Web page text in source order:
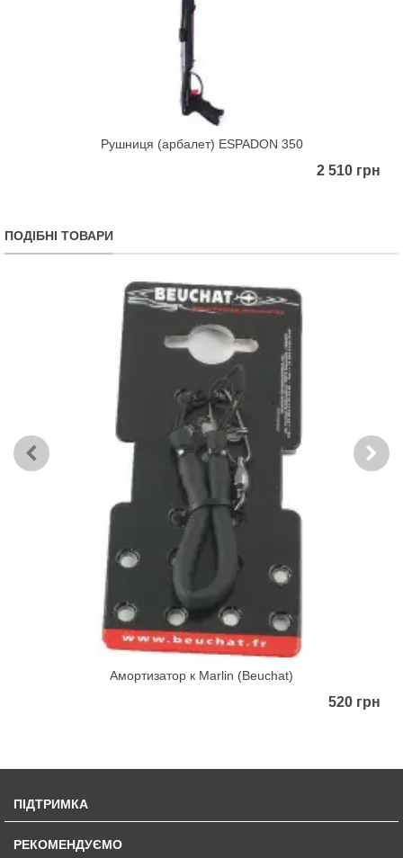
Рушниця (арбалет) ESPADON 350
2 510 грн
ПОДІБНІ ТОВАРИ
Амортизатор к Marlin (Beuchat)
520 грн
ПІДТРИМКА
РЕКОМЕНДУЄМО